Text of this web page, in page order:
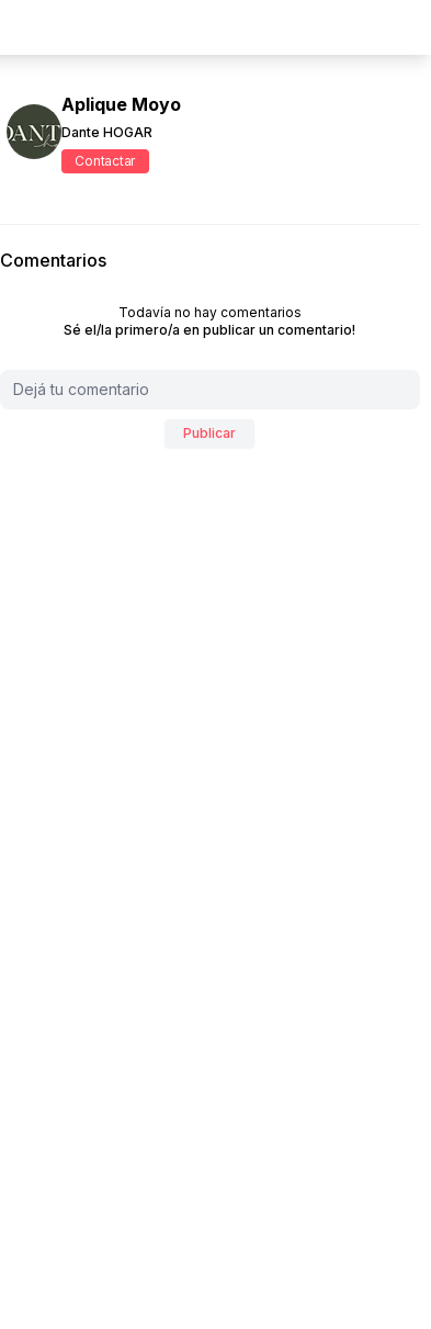
Aplique Moyo
Dante HOGAR
Contactar
Comentarios
Todavía no hay comentarios
Sé el/la primero/a en publicar un comentario!
Publicar